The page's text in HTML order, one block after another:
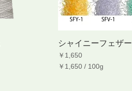
シャイニーフェザー
価格
￥1,650
￥1,650 / 100g